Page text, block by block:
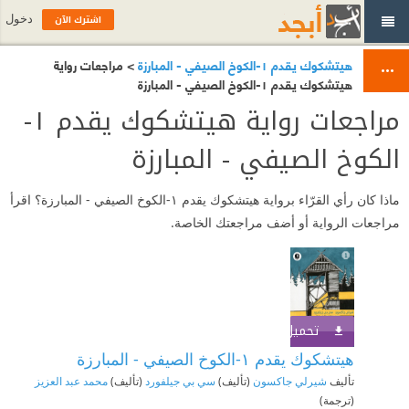
هيتشكوك يقدم ١-الكوخ الصيفي - المبارزة
> مراجعات رواية
هيتشكوك يقدم ١-الكوخ الصيفي - المبارزة
مراجعات رواية هيتشكوك يقدم ١-
الكوخ الصيفي - المبارزة
ماذا كان رأي القرّاء برواية هيتشكوك يقدم ١-الكوخ الصيفي - المبارزة؟ اقرأ
مراجعات الرواية أو أضف مراجعتك الخاصة.
تحميل الكتاب
هيتشكوك يقدم ١-الكوخ الصيفي - المبارزة
تأليف شيرلي جاكسون (تأليف) سي بي جيلفورد (تأليف)محمد عبد العزيز
(ترجمة)
اشترك الآن دخول